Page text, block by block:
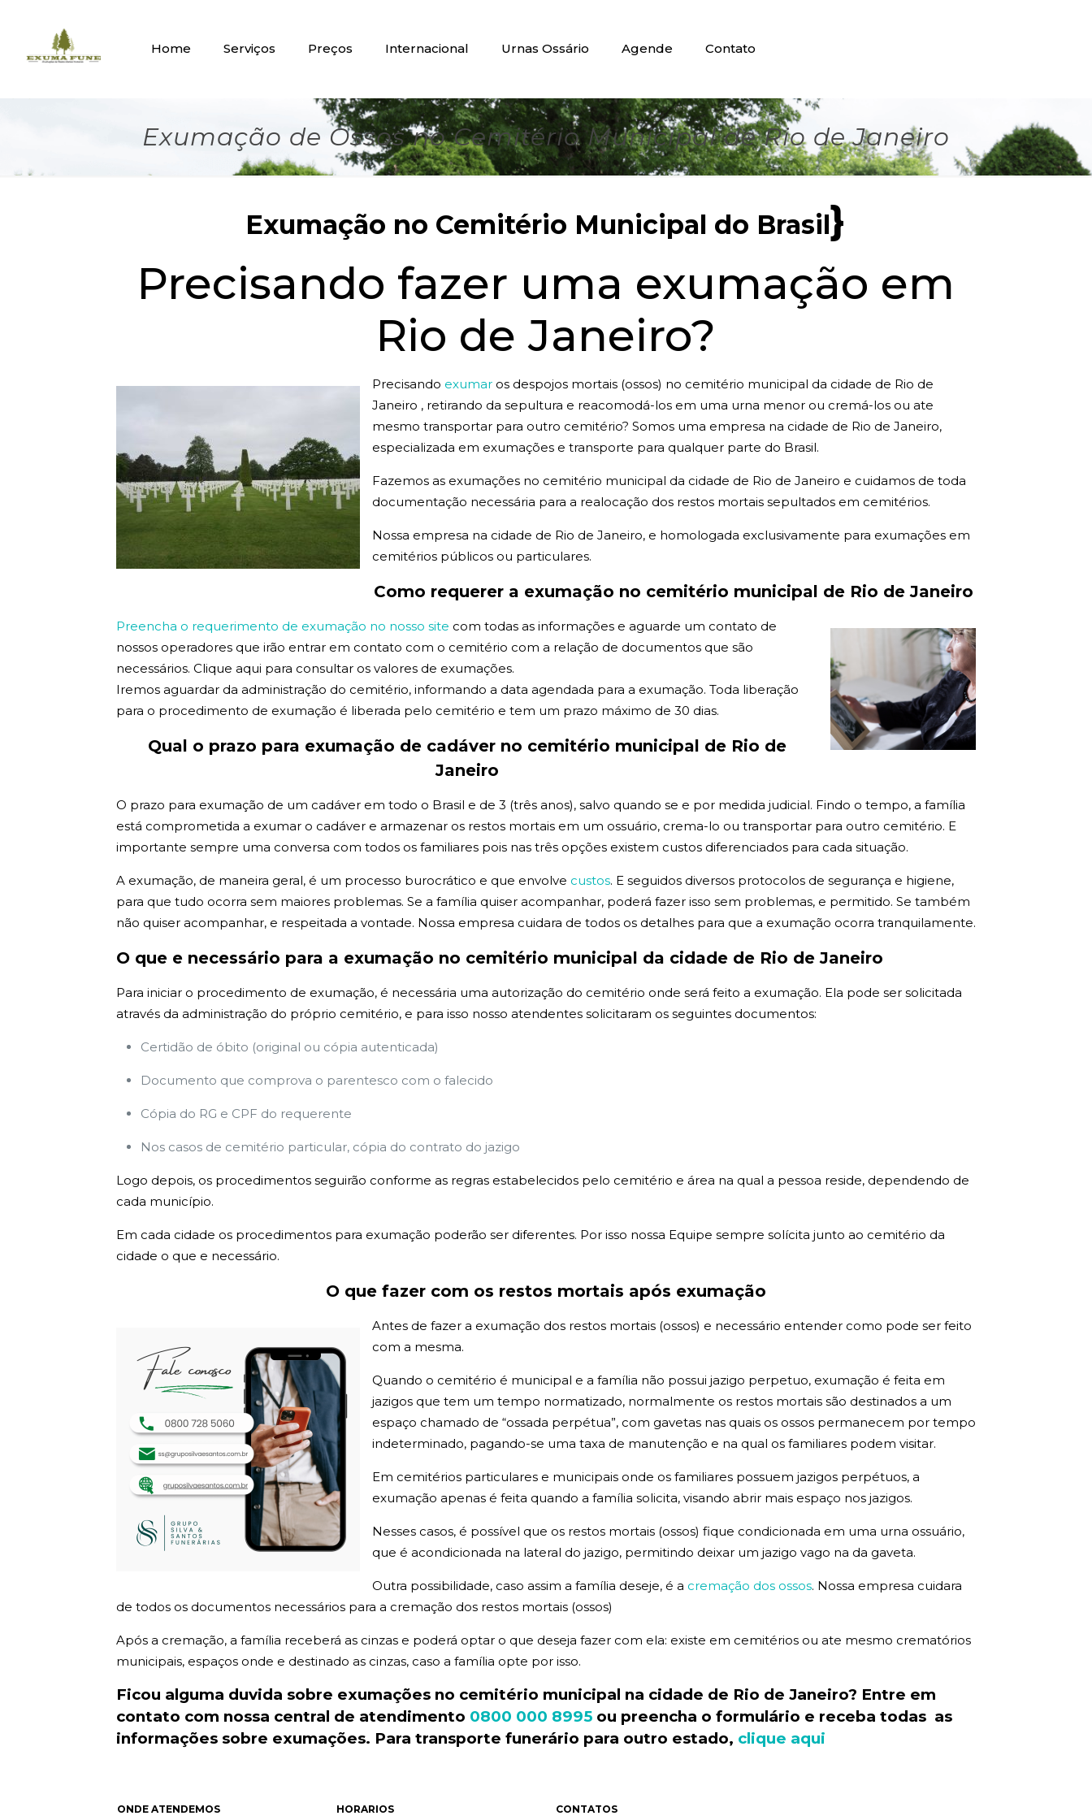
Home Serviços Preços Internacional Urnas Ossário Agende Contato
Exumação de Ossos no Cemitério Municipal de Rio de Janeiro
Exumação no Cemitério Municipal do Brasil}
Precisando fazer uma exumação em
Rio de Janeiro?
Precisando exumaros despojos mortais (ossos) no cemitério municipal da cidade de Rio de
Janeiro , retirando da sepultura e reacomodá-los em uma urna menor ou cremá-los ou ate
mesmo transportar para outro cemitério? Somos uma empresa na cidade de Rio de Janeiro,
especializada em exumações e transporte para qualquer parte do Brasil.
Fazemos as exumações no cemitério municipal da cidade de Rio de Janeiro e cuidamos de toda
documentação necessária para a realocação dos restos mortais sepultados em cemitérios.
Nossa empresa na cidade de Rio de Janeiro, e homologada exclusivamente para exumações em
cemitérios públicos ou particulares.
Como requerer a exumação no cemitério municipal de Rio de Janeiro
Preencha o requerimento de exumação no nosso site com todas as informações e aguarde um contato de
nossos operadores que irão entrar em contato com o cemitério com a relação de documentos que são
necessários. Clique aqui para consultar os valores de exumações.
Iremos aguardar da administração do cemitério, informando a data agendada para a exumação. Toda liberação
para o procedimento de exumação é liberada pelo cemitério e tem um prazo máximo de 30 dias.
Qual o prazo para exumação de cadáver no cemitério municipal de Rio de
Janeiro
O prazo para exumação de um cadáver em todo o Brasil e de 3 (três anos), salvo quando se e por medida judicial. Findo o tempo, a família
está comprometida a exumar o cadáver e armazenar os restos mortais em um ossuário, crema-lo ou transportar para outro cemitério. E
importante sempre uma conversa com todos os familiares pois nas três opções existem custos diferenciados para cada situação.
A exumação, de maneira geral, é um processo burocrático e que envolve custos. E seguidos diversos protocolos de segurança e higiene,
para que tudo ocorra sem maiores problemas. Se a família quiser acompanhar, poderá fazer isso sem problemas, e permitido. Se também
não quiser acompanhar, e respeitada a vontade. Nossa empresa cuidara de todos os detalhes para que a exumação ocorra tranquilamente.
O que e necessário para a exumação no cemitério municipal da cidade de Rio de Janeiro
Para iniciar o procedimento de exumação, é necessária uma autorização do cemitério onde será feito a exumação. Ela pode ser solicitada
através da administração do próprio cemitério, e para isso nosso atendentes solicitaram os seguintes documentos:
Certidão de óbito (original ou cópia autenticada)
Documento que comprova o parentesco com o falecido
Cópia do RG e CPF do requerente
Nos casos de cemitério particular, cópia do contrato do jazigo
Logo depois, os procedimentos seguirão conforme as regras estabelecidos pelo cemitério e área na qual a pessoa reside, dependendo de
cada município.
Em cada cidade os procedimentos para exumação poderão ser diferentes. Por isso nossa Equipe sempre solícita junto ao cemitério da
cidade o que e necessário.
O que fazer com os restos mortais após exumação
Antes de fazer a exumação dos restos mortais (ossos) e necessário entender como pode ser feito
com a mesma.
Quando o cemitério é municipal e a família não possui jazigo perpetuo, exumação é feita em
jazigos que tem um tempo normatizado, normalmente os restos mortais são destinados a um
espaço chamado de “ossada perpétua”, com gavetas nas quais os ossos permanecem por tempo
indeterminado, pagando-se uma taxa de manutenção e na qual os familiares podem visitar.
Em cemitérios particulares e municipais onde os familiares possuem jazigos perpétuos, a
exumação apenas é feita quando a família solicita, visando abrir mais espaço nos jazigos.
Nesses casos, é possível que os restos mortais (ossos) fique condicionada em uma urna ossuário,
que é acondicionada na lateral do jazigo, permitindo deixar um jazigo vago na da gaveta.
Outra possibilidade, caso assim a família deseje, é a cremação dos ossos. Nossa empresa cuidara
de todos os documentos necessários para a cremação dos restos mortais (ossos)
Após a cremação, a família receberá as cinzas e poderá optar o que deseja fazer com ela: existe em cemitérios ou ate mesmo crematórios
municipais, espaços onde e destinado as cinzas, caso a família opte por isso.
Ficou alguma duvida sobre exumações no cemitério municipal na cidade de Rio de Janeiro? Entre em
contato com nossa central de atendimento 0800 000 8995ou preencha o formulário e receba todas as
informações sobre exumações. Para transporte funerário para outro estado, clique aqui
ONDE ATENDEMOS HORARIOS CONTATOS